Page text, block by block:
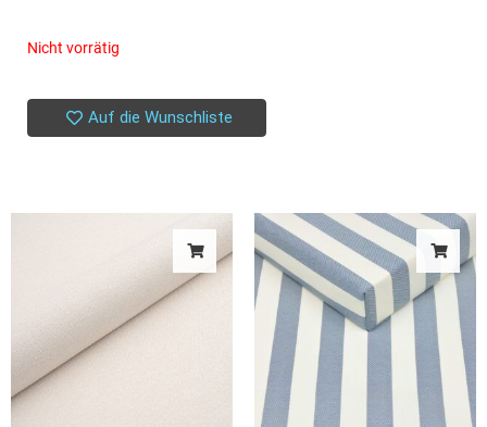
Nicht vorrätig
Auf die Wunschliste